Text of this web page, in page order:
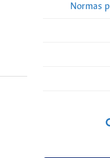
Normas